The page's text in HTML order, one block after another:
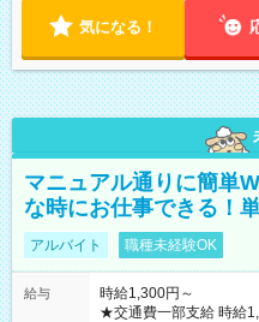
気になる！
マニュアル通りに簡単
な時にお仕事できる！
アルバイト 職種未経験OK
給与
時給1,300円～
★交通費一部支給 時給1,300円～ ※試験・役割により手当あり